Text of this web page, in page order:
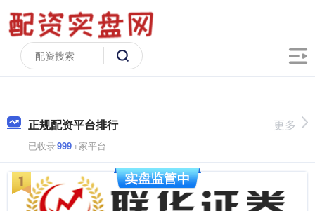
正规配资平台排行
已收录999+家平台
更多